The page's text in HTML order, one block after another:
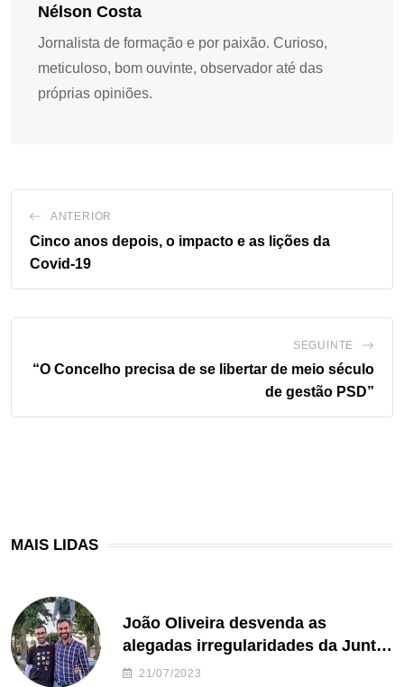
Nélson Costa
Jornalista de formação e por paixão. Curioso,
meticuloso, bom ouvinte, observador até das
próprias opiniões.
ANTERIOR
Cinco anos depois, o impacto e as lições da
Covid-19
SEGUINTE
“O Concelho precisa de se libertar de meio século
de gestão PSD”
MAIS LIDAS
João Oliveira desvenda as
alegadas irregularidades da Junta
de Freguesia S. João de Ver
21/07/2023